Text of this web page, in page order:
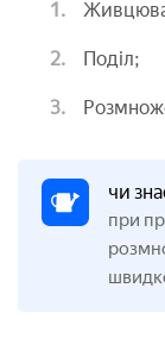
Поділ;
чи
при